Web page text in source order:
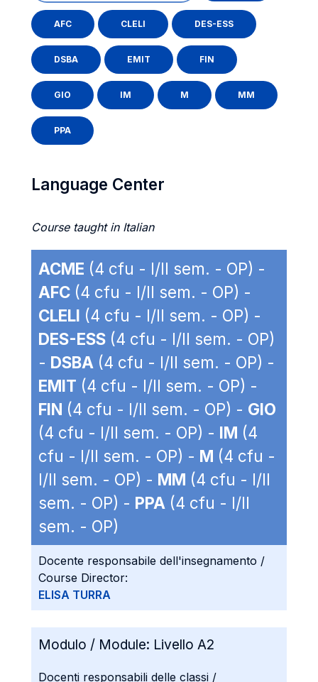
AFC CLELI DES-ESS
DSBA EMIT FIN
GIO IM M MM
PPA
Language Center
Course taught in Italian
ACME (4 cfu - I/II sem. - OP) -
AFC (4 cfu - I/II sem. - OP) -
CLELI (4 cfu - I/II sem. - OP) -
DES-ESS (4 cfu - I/II sem. - OP)
- DSBA (4 cfu - I/II sem. - OP) -
EMIT (4 cfu - I/II sem. - OP) -
FIN (4 cfu - I/II sem. - OP) - GIO
(4 cfu - I/II sem. - OP) - IM (4
cfu - I/II sem. - OP) - M (4 cfu -
I/II sem. - OP) - MM (4 cfu - I/II
sem. - OP) - PPA (4 cfu - I/II
sem. - OP)
Docente responsabile dell'insegnamento /
Course Director:
ELISA TURRA
Modulo / Module: Livello A2
Docenti responsabili delle classi /